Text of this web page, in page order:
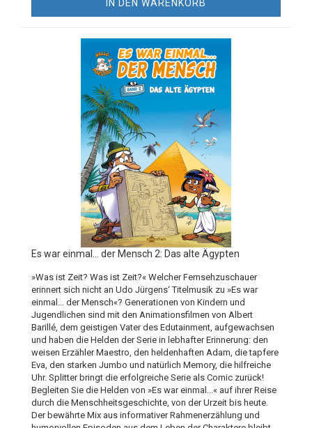
IN DEN WARENKORB
Es war einmal... der Mensch 2: Das alte Ägypten
»Was ist Zeit? Was ist Zeit?« Welcher Fernsehzuschauer
erinnert sich nicht an Udo Jürgens‘ Titelmusik zu »Es war
einmal... der Mensch«? Generationen von Kindern und
Jugendlichen sind mit den Animationsfilmen von Albert
Barillé, dem geistigen Vater des Edutainment, aufgewachsen
und haben die Helden der Serie in lebhafter Erinnerung: den
weisen Erzähler Maestro, den heldenhaften Adam, die tapfere
Eva, den starken Jumbo und natürlich Memory, die hilfreiche
Uhr. Splitter bringt die erfolgreiche Serie als Comic zurück!
Begleiten Sie die Helden von »Es war einmal...« auf ihrer Reise
durch die Menschheitsgeschichte, von der Urzeit bis heute.
Der bewährte Mix aus informativer Rahmenerzählung und